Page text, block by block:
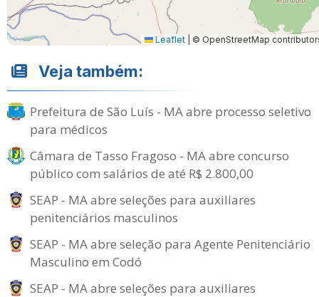
Leaflet © OpenStreetMap
Veja também:
Prefeitura de São Luís - MA abre processo seletivo
para médicos
Câmara de Tasso Fragoso - MA abre concurso
público com salários de até R$ 2.800,00
SEAP - MA abre seleções para auxiliares
penitenciários masculinos
SEAP - MA abre seleção para Agente Penitenciário
Masculino em Codó
SEAP - MA abre seleções para auxiliares